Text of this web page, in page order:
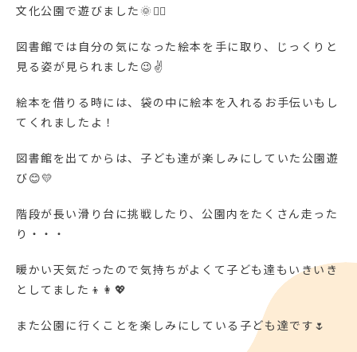
文化公園で遊びました🌞🏃‍♂️
図書館では自分の気になった絵本を手に取り、じっくりと
見る姿が見られました😉✌
絵本を借りる時には、袋の中に絵本を入れるお手伝いもし
てくれましたよ！
図書館を出てからは、子ども達が楽しみにしていた公園遊
び😊💛
階段が長い滑り台に挑戦したり、公園内をたくさん走った
り・・・
暖かい天気だったので気持ちがよくて子ども達もいきいき
としてました👦👩💖
また公園に行くことを楽しみにしている子ども達です🌷